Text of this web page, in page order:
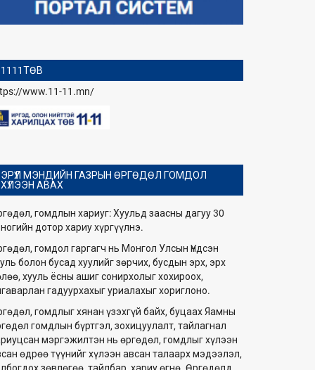
1111ТӨВ
www.11-11.mn/
ЭРҮҮЛ МЭНДИЙН ГАЗРЫН ӨРГӨДӨЛ ГОМДОЛ
ХҮЛЭЭН АВАХ
гомдлын хариуг: Хуульд заасны дагуу 30
дотор хариу хүргүүлнэ.
гомдол гаргагч нь Монгол Улсын Үндсэн
болон бусад хуулийг зөрчих, бусдын эрх, эрх
хууль ёсны ашиг сонирхолыг хохироох,
гадуурхахыг уриалахыг хориглоно.
гомдлыг хянан үзэхгүй байх, буцаах Яамны
гомдлын бүртгэл, зохицуулалт, тайлагнал
мэргэжилтэн нь өргөдөл, гомдлыг хүлээн
өдрөө түүнийг хүлээн авсан талаарх мэдээлэл,